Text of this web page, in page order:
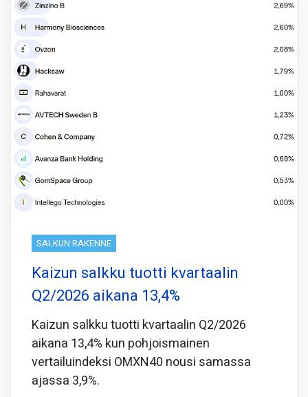
SALKUN RAKENNE
Kaizun salkku tuotti kvartaalin
Q2/2026 aikana 13,4%
Kaizun salkku tuotti kvartaalin Q2/2026
aikana 13,4% kun pohjoismainen
vertailuindeksi OMXN40 nousi samassa
ajassa 3,9%.